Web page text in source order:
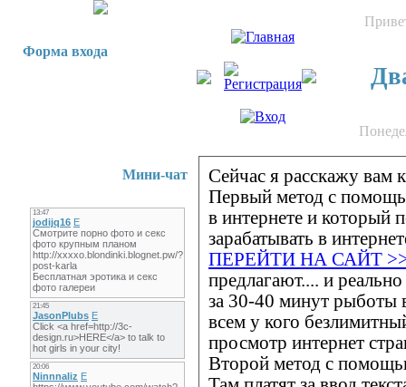
Форма входа
Мини-чат
Сейчас я расскажу вам
Первый метод с
в интернете и который
зарабатывать в
ПЕРЕЙТИ НА САЙТ
предлагают.... и
за 30-40 минут рыботы
всем у кого
просмотр интернет
Второй метод с